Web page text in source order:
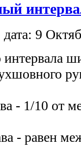
9
интервала
- 1/10 от
- равен